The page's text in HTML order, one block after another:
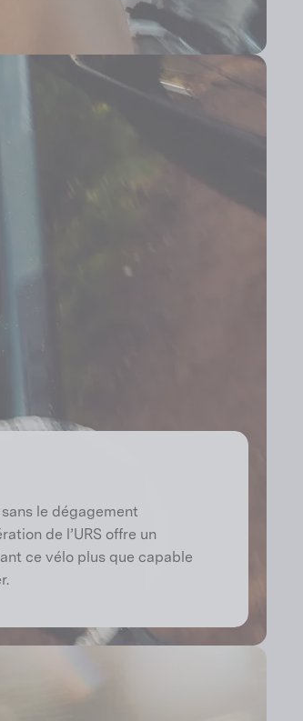
le dégagement
de l’URS offre un
ce vélo plus que capable